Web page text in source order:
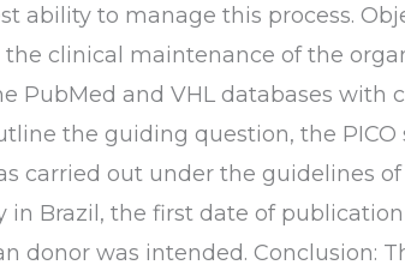
ability to manage this process.
clinical maintenance of the
PubMed and VHL databases with
the guiding question, the
carried out under the guidelines
in Brazil, the first date of
donor was intended. Conclusion: